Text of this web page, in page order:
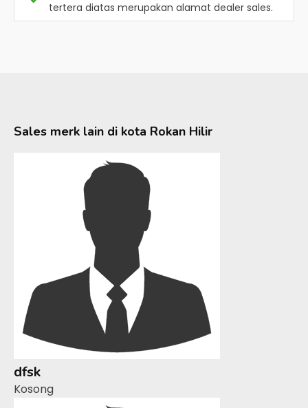
tertera diatas merupakan alamat dealer sales.
Sales merk lain di kota Rokan Hilir
dfsk
Kosong